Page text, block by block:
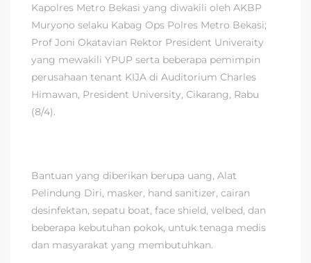
Kapolres Metro Bekasi yang diwakili oleh AKBP
Muryono selaku Kabag Ops Polres Metro Bekasi;
Prof Joni Okatavian Rektor President Univeraity
yang mewakili YPUP serta beberapa pemimpin
perusahaan tenant KIJA di Auditorium Charles
Himawan, President University, Cikarang, Rabu
(8/4).
Bantuan yang diberikan berupa uang, Alat
Pelindung Diri, masker, hand sanitizer, cairan
desinfektan, sepatu boat, face shield, velbed, dan
beberapa kebutuhan pokok, untuk tenaga medis
dan masyarakat yang membutuhkan.